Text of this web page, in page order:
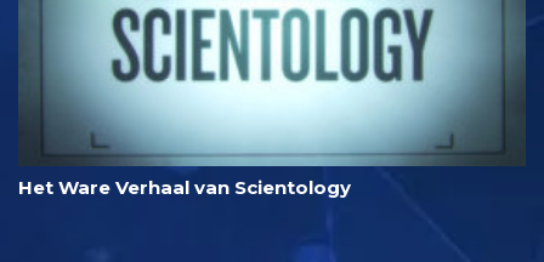
Het Ware Verhaal van Scientology